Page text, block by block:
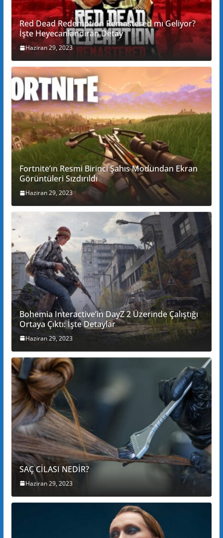
Red Dead Redemption Remastered mı Geliyor?
İşte Heyecanlandıran Detay
Haziran 29, 2023
Fortnite’ın Resmi Birinci Şahıs Modundan Ekran
Görüntüleri Sızdırıldı
Haziran 29, 2023
Bohemia Interactive’in DayZ 2 Üzerinde Çalıştığı
Ortaya Çıktı: İşte Detaylar
Haziran 29, 2023
SAÇ CİLASI NEDİR?
Haziran 29, 2023